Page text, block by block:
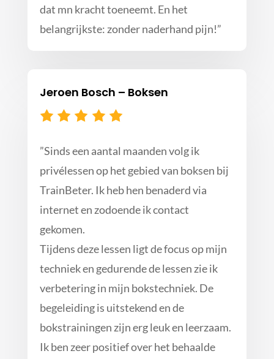
dat mn kracht toeneemt. En het
belangrijkste: zonder naderhand pijn!”
Jeroen Bosch – Boksen
”Sinds een aantal maanden volg ik
privélessen op het gebied van boksen bij
TrainBeter. Ik heb hen benaderd via
internet en zodoende ik contact
gekomen.
Tijdens deze lessen ligt de focus op mijn
techniek en gedurende de lessen zie ik
verbetering in mijn bokstechniek. De
begeleiding is uitstekend en de
bokstrainingen zijn erg leuk en leerzaam.
Ik ben zeer positief over het behaalde